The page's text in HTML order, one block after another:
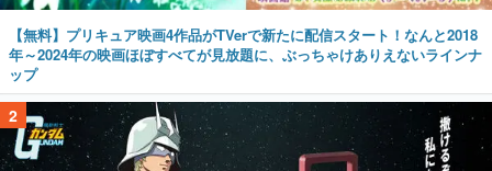
【無料】プリキュア映画4作品がTVerで新たに配信スタート！なんと2018
年～2024年の映画ほぼすべてが見放題に、ぶっちゃけありえないラインナ
ップ
2